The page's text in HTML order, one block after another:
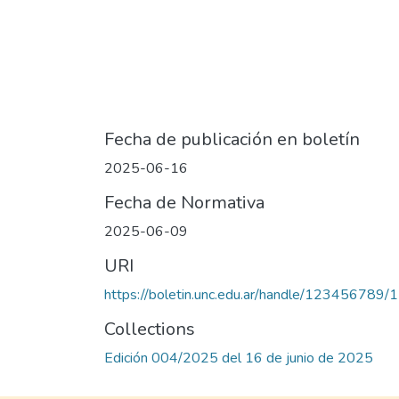
Fecha de publicación en boletín
2025-06-16
Fecha de Normativa
2025-06-09
URI
https://boletin.unc.edu.ar/handle/123456789/
Collections
Edición 004/2025 del 16 de junio de 2025